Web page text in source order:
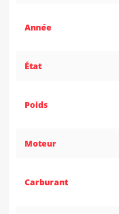
Année
État
Poids
Moteur
Carburant